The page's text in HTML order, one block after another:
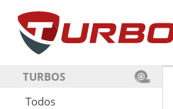
TURBOS
Todos